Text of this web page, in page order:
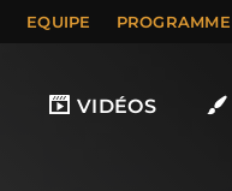
EQUIPE PROGRAMME
VIDÉOS